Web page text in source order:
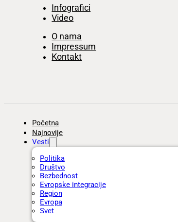
Infografici
Video
O nama
Impressum
Kontakt
Početna
Najnovije
Vesti
Politika
Društvo
Bezbednost
Evropske integracije
Region
Evropa
Svet